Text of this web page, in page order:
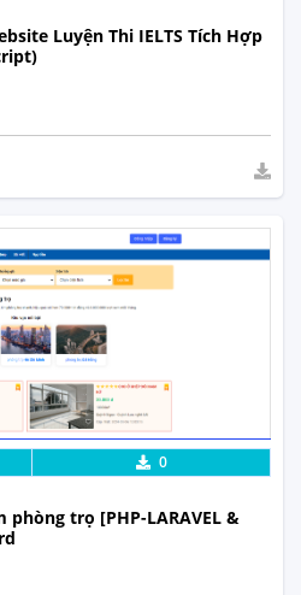
Luyện Thi IELTS Tích Hợp
Xem Thực Tế
0
trọ [PHP-LARAVEL &